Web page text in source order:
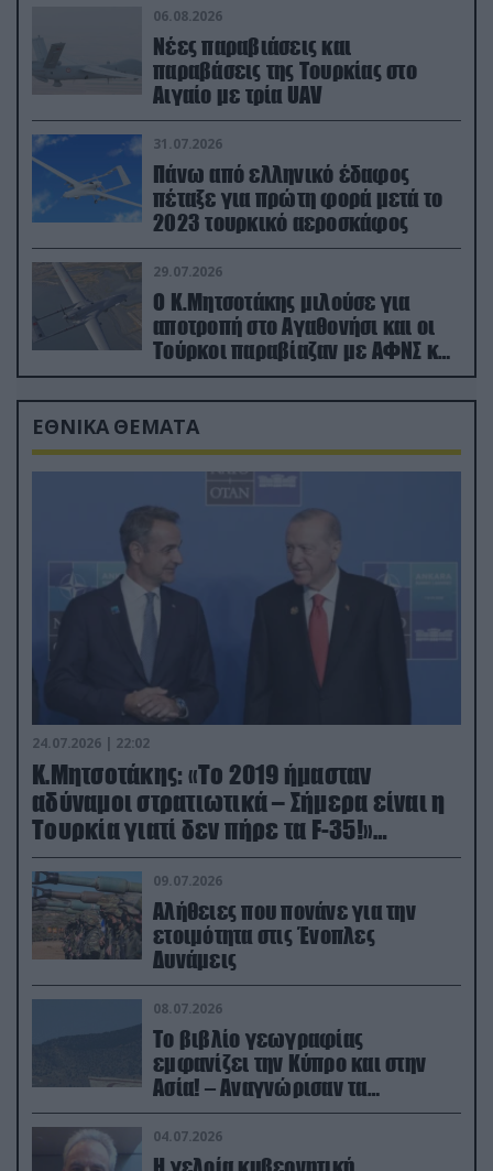
06.08.2026
Νέες παραβιάσεις και
παραβάσεις της Τουρκίας στο
Αιγαίο με τρία UAV
31.07.2026
Πάνω από ελληνικό έδαφος
πέταξε για πρώτη φορά μετά το
2023 τουρκικό αεροσκάφος
29.07.2026
Ο Κ.Μητσοτάκης μιλούσε για
αποτροπή στο Αγαθονήσι και οι
Τούρκοι παραβίαζαν με ΑΦΝΣ και
drone
ΕΘΝΙΚΑ ΘΕΜΑΤΑ
24.07.2026 | 22:02
Κ.Μητσοτάκης: «Το 2019 ήμασταν
αδύναμοι στρατιωτικά – Σήμερα είναι η
Τουρκία γιατί δεν πήρε τα F-35!»
(βίντεο)
09.07.2026
Αλήθειες που πονάνε για την
ετοιμότητα στις Ένοπλες
Δυνάμεις
08.07.2026
Το βιβλίο γεωγραφίας
εμφανίζει την Κύπρο και στην
Ασία! – Αναγνώρισαν τα
κατεχόμενα; (φωτο)
04.07.2026